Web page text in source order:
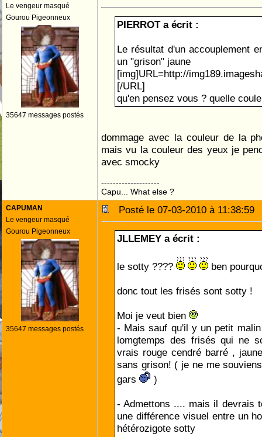
Le vengeur masqué
Gourou Pigeonneux
35647 messages postés
PIERROT a écrit :
Le résultat d'un accouplement
un "grison" jaune
[img]URL=http://
[/URL]
qu'en pensez vous ? quelle
dommage avec la couleur de la
mais vu la couleur des yeux je
avec smocky
--------------------
Capu... What else ?
CAPUMAN
Le vengeur masqué
Gourou Pigeonneux
35647 messages postés
Posté le 07-03-2010 à
JLLEMEY a écrit :
le sotty ???? ben
donc tout les frisés sont sotty !
Moi je veut bien
- Mais sauf qu'il y un petit
lomgtemps des frisés qui ne
vrais rouge cendré barré ,
sans grison! ( je ne me
gars
)
- Admettons .... mais il devrais
une différence visuel entre un
hétérozigote sotty